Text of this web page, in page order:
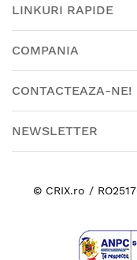
LINKURI RAPIDE
COMPANIA
CONTACTEAZA-NE!
NEWSLETTER
© CRIX.ro /